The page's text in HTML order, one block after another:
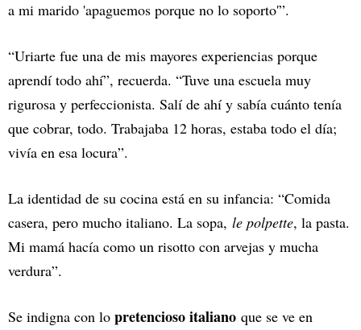
a mi marido 'apaguemos porque no lo soporto'”.
“Uriarte fue una de mis mayores experiencias porque
aprendí todo ahí”, recuerda. “Tuve una escuela muy
rigurosa y perfeccionista. Salí de ahí y sabía cuánto tenía
que cobrar, todo. Trabajaba 12 horas, estaba todo el día;
vivía en esa locura”.
La identidad de su cocina está en su infancia: “Comida
casera, pero mucho italiano. La sopa, le polpette, la pasta.
Mi mamá hacía como un risotto con arvejas y mucha
verdura”.
Se indigna con lo pretencioso italiano que se ve en